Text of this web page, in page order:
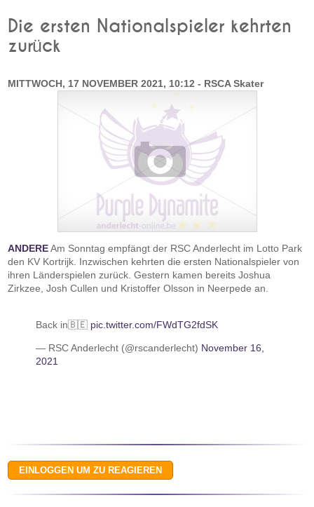
Die ersten Nationalspieler kehrten
zurück
MITTWOCH, 17 NOVEMBER 2021, 10:12 - RSCA Skater
ANDEREAm Sonntag empfängt der RSC Anderlecht im Lotto Park
den KV Kortrijk. Inzwischen kehrten die ersten Nationalspieler von
ihren Länderspielen zurück. Gestern kamen bereits Joshua
Zirkzee, Josh Cullen und Kristoffer Olsson in Neerpede an.
Back in🇧🇪 pic.twitter.com/FWdTG2fdSK
— RSC Anderlecht (@rscanderlecht) November 16,
2021